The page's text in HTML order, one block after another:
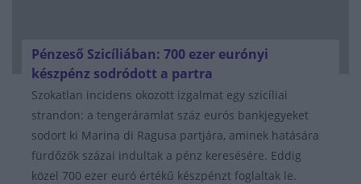
Pénzeső Szicíliában: 700 ezer eurónyi
készpénz sodródott a partra
Szokatlan incidens okozott izgalmat egy szicíliai
strandon: a tengeráramlat száz eurós bankjegyeket
sodort ki Marina di Ragusa partjára, aminek hatására
fürdőzők százai indultak a pénz keresésére. Eddig
közel 700 ezer euró értékű készpénzt foglaltak le.